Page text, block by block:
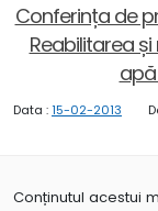
Conferința de
Reabilitarea
Data :15-02-2013
Conținutul acestui